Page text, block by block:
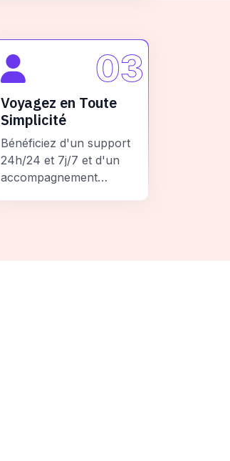
03
Voyagez en Toute
Simplicité
Bénéficiez d'un support
24h/24 et 7j/7 et d'un
accompagnement